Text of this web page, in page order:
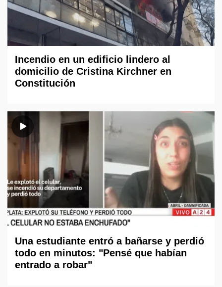
Incendio en un edificio lindero al
domicilio de Cristina Kirchner en
Constitución
Una estudiante entró a bañarse y perdió
todo en minutos: "Pensé que habían
entrado a robar"